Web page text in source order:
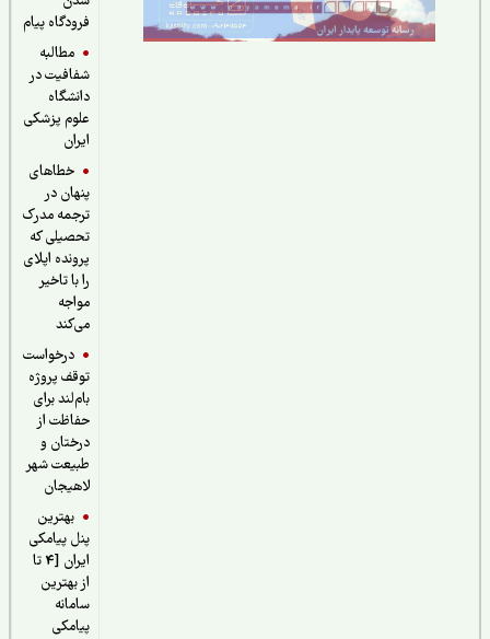
فرودگاه پیام
مطالبه
شفافیت در
دانشگاه
علوم پزشکی
خطاهای
پنهان در
ترجمه مدرک
تحصیلی که
پرونده اپلای
را با تاخیر
درخواست
توقف پروژه
بام‌لند برای
حفاظت از
درختان و
طبیعت شهر
لاهیجان
بهترین
پنل پیامکی
ایران [4 تا
از بهترین
سامانه
پیامکی